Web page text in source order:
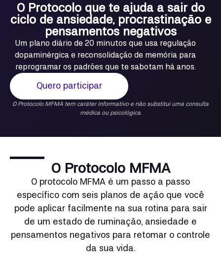
O Protocolo que te ajuda a sair do
ciclo de ansiedade, procrastinação e
pensamentos negativos
Um plano diário de 20 minutos que usa regulação
dopaminérgica e reconsolidação de memória para
reprogramar os padrões que te sabotam há anos.
Quero participar
O Protocolo MFMA tem caráter informativo e não substitui uma consulta
médica ou psicológica.
O Protocolo MFMA
O protocolo MFMA é um passo a passo
específico com seis planos de ação que você
pode aplicar facilmente na sua rotina para sair
de um estado de ruminação, ansiedade e
pensamentos negativos para retomar o controle
da sua vida.